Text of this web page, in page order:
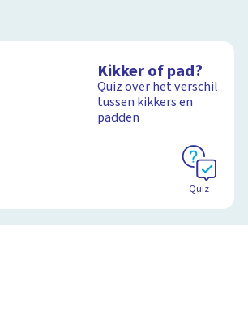
Kikker of pad?
Quiz over het verschil
tussen kikkers en
padden
Quiz